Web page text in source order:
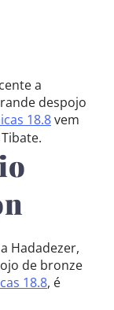
a
despojo
18.8vem
Hadadezer,
de bronze
18.8, é